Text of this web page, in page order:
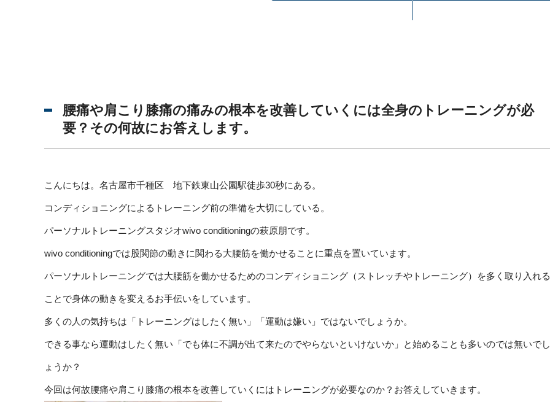
腰痛や肩こり膝痛の痛みの根本を改善していくには全身のトレーニングが必
要？その何故にお答えします。
こんにちは。名古屋市千種区 地下鉄東山公園駅徒歩30秒にある。
コンディショニングによるトレーニング前の準備を大切にしている。
パーソナルトレーニングスタジオwivo conditioningの萩原朋です。
wivo conditioningでは股関節の動きに関わる大腰筋を働かせることに重点を置いています。
パーソナルトレーニングでは大腰筋を働かせるためのコンディショニング（ストレッチやトレーニング）を多く取り入れる
ことで身体の動きを変えるお手伝いをしています。
多くの人の気持ちは「トレーニングはしたく無い」「運動は嫌い」ではないでしょうか。
できる事なら運動はしたく無い「でも体に不調が出て来たのでやらないといけないか」と始めることも多いのでは無いでし
ょうか？
今回は何故腰痛や肩こり膝痛の根本を改善していくにはトレーニングが必要なのか？お答えしていきます。